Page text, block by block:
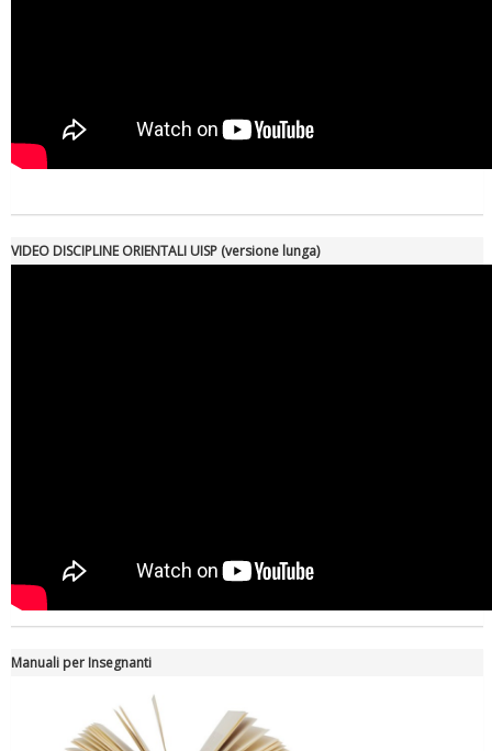
VIDEO DISCIPLINE ORIENTALI UISP (versione lunga)
Manuali per Insegnanti